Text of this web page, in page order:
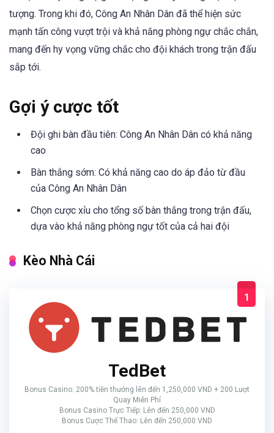
tượng. Trong khi đó, Công An Nhân Dân đã thể hiện sức
mạnh tấn công vượt trội và khả năng phòng ngự chắc chắn,
mang đến hy vọng vững chắc cho đội khách trong trận đấu
sắp tới.
Gợi ý cược tốt
Đội ghi bàn đầu tiên: Công An Nhân Dân có khả năng
cao
Bàn thắng sớm: Có khả năng cao do áp đảo từ đầu
của Công An Nhân Dân
Chọn cược xỉu cho tổng số bàn thắng trong trận đấu,
dựa vào khả năng phòng ngự tốt của cả hai đội
Kèo Nhà Cái
1
TedBet
Bonus Casino: 200% tiền thưởng lên đến 1,250,000 VND + 200 Lượt
Quay Miễn Phí
Bonus Casino Trực Tiếp: Lên đến 250,000 VND
Bonus Cược Thể Thao: Lên đến 250,000 VND